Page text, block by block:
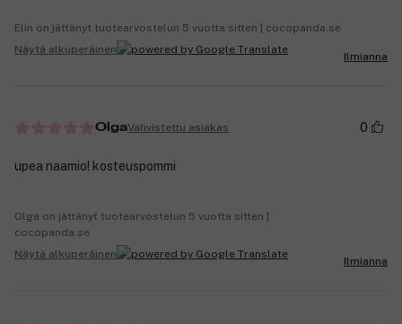
Elin on jättänyt tuotearvostelun 5 vuotta sitten | cocopanda.se
Näytä alkuperäinen
Ilmianna
OlgaVahvistettu asiakas 0
upea naamio! kosteuspommi
Olga on jättänyt tuotearvostelun 5 vuotta sitten |
cocopanda.se
Näytä alkuperäinen
Ilmianna